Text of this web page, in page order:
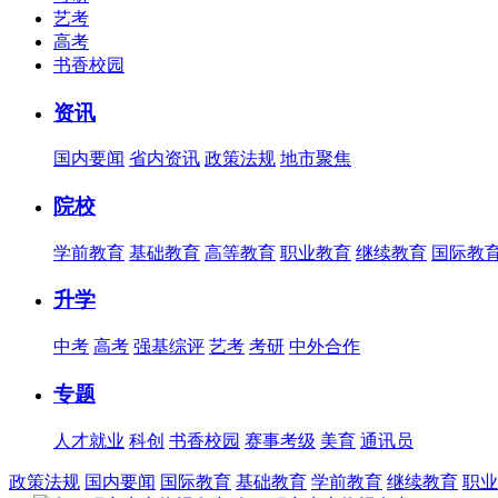
艺考
高考
书香校园
资讯
国内要闻 省内资讯 政策法规 地市聚焦
院校
学前教育 基础教育 高等教育 职业教育 继续教育 国际教
升学
中考 高考 强基综评 艺考 考研 中外合作
专题
人才就业 科创 书香校园 赛事考级 美育 通讯员
政策法规 国内要闻 国际教育 基础教育 学前教育 继续教育 职